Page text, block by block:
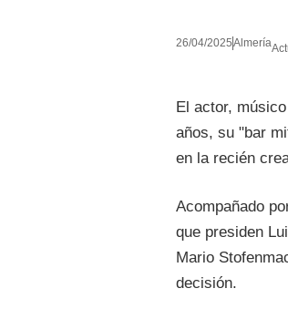
26/04/2025Almería
El actor,
años, su "bar
en la recién
Acompañado
que presiden
Mario
decisión.